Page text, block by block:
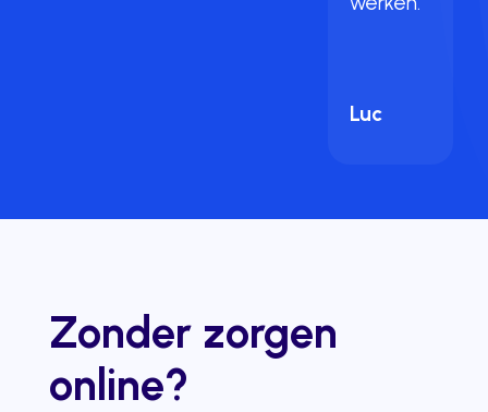
Luc
Zonder zorgen
online?